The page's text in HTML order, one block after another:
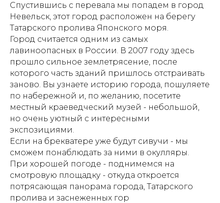
Спустившись с перевала мы попадем в город
Невельск, этот город расположен на берегу
Татарского пролива Японского моря.
Город считается одним из самых
лавиноопасных в России. В 2007 году здесь
прошло сильное землетрясение, после
которого часть зданий пришлось отстраивать
заново. Вы узнаете историю города, пошуляете
по набережной и, по желанию, посетите
местный краеведческий музей - небольшой,
но очень уютный с интересными
экспозициями.
Если на брекватере уже будут сивучи - мы
сможем понаблюдать за ними в окулляры.
При хорошей погоде - поднимемся на
смотровую площадку - откуда откроется
потрясающая панорама города, Татарского
пролива и заснеженных гор